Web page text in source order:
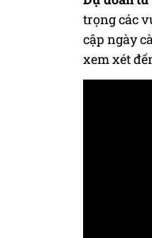
trọng các
cập ngày
xem xét